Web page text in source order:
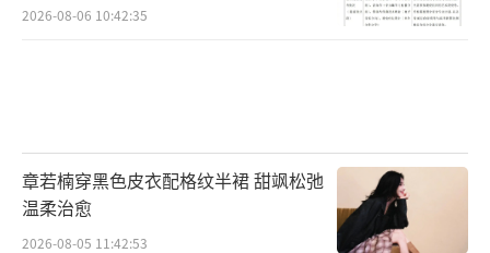
2026-08-06 10:42:35
章若楠穿黑色皮衣配格纹半裙 甜飒松弛
温柔治愈
2026-08-05 11:42:53